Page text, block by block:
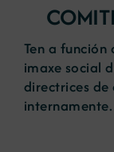
Ten a
imaxe social
directrices
internamente.